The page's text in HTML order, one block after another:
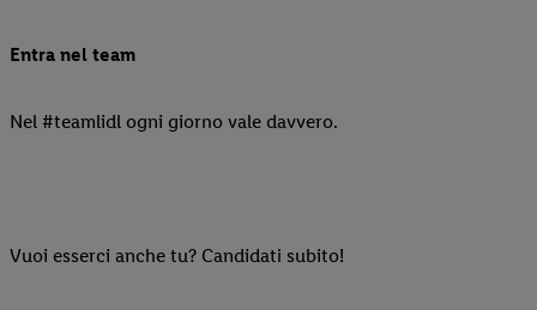
Entra nel team
Nel #teamlidl ogni giorno vale davvero.
Vuoi esserci anche tu? Candidati subito!